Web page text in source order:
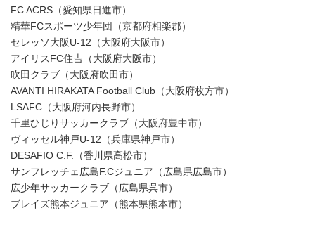
FC ACRS（愛知県日進市）
精華FCスポーツ少年団（京都府相楽郡）
セレッソ大阪U-12（大阪府大阪市）
アイリスFC住吉（大阪府大阪市）
吹田クラブ（大阪府吹田市）
AVANTI HIRAKATA Football Club（大阪府枚方市）
LSAFC（大阪府河内長野市）
千里ひじりサッカークラブ（大阪府豊中市）
ヴィッセル神戸U-12（兵庫県神戸市）
DESAFIO C.F.（香川県高松市）
サンフレッチェ広島F.Cジュニア（広島県広島市）
広少年サッカークラブ（広島県呉市）
ブレイズ熊本ジュニア（熊本県熊本市）